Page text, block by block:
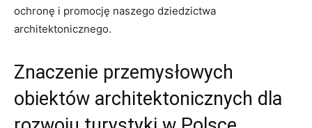
ochronę i promocję naszego dziedzictwa
architektonicznego.
Znaczenie przemysłowych
obiektów architektonicznych dla